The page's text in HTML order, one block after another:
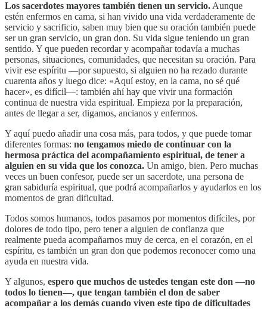
Los sacerdotes mayores también tienen un servicio. Aunque
estén enfermos en cama, si han vivido una vida verdaderamente de
servicio y sacrificio, saben muy bien que su oración también puede
ser un gran servicio, un gran don. Su vida sigue teniendo un gran
sentido. Y que pueden recordar y acompañar todavía a muchas
personas, situaciones, comunidades, que necesitan su oración. Para
vivir ese espíritu —por supuesto, si alguien no ha rezado durante
cuarenta años y luego dice: «Aquí estoy, en la cama, no sé qué
hacer», es difícil—: también ahí hay que vivir una formación
continua de nuestra vida espiritual. Empieza por la preparación,
antes de llegar a ser, digamos, ancianos y enfermos.
Y aquí puedo añadir una cosa más, para todos, y que puede tomar
diferentes formas: no tengamos miedo de continuar con la
hermosa práctica del acompañamiento espiritual, de tener a
alguien en su vida que los conozca. Un amigo, bien. Pero muchas
veces un buen confesor, puede ser un sacerdote, una persona de
gran sabiduría espiritual, que podrá acompañarlos y ayudarlos en los
momentos de gran dificultad.
Todos somos humanos, todos pasamos por momentos difíciles, por
dolores de todo tipo, pero tener a alguien de confianza que
realmente pueda acompañarnos muy de cerca, en el corazón, en el
espíritu, es también un gran don que podemos reconocer como una
ayuda en nuestra vida.
Y algunos, espero que muchos de ustedes tengan este don —no
todos lo tienen—, que tengan también el don de saber
acompañar a los demás cuando viven este tipo de dificultades